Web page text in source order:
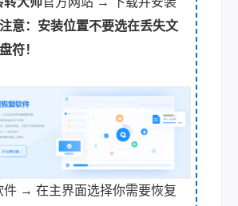
注意：安装位置不要选在丢失文
符！
件 → 在主界面选择你需要恢复